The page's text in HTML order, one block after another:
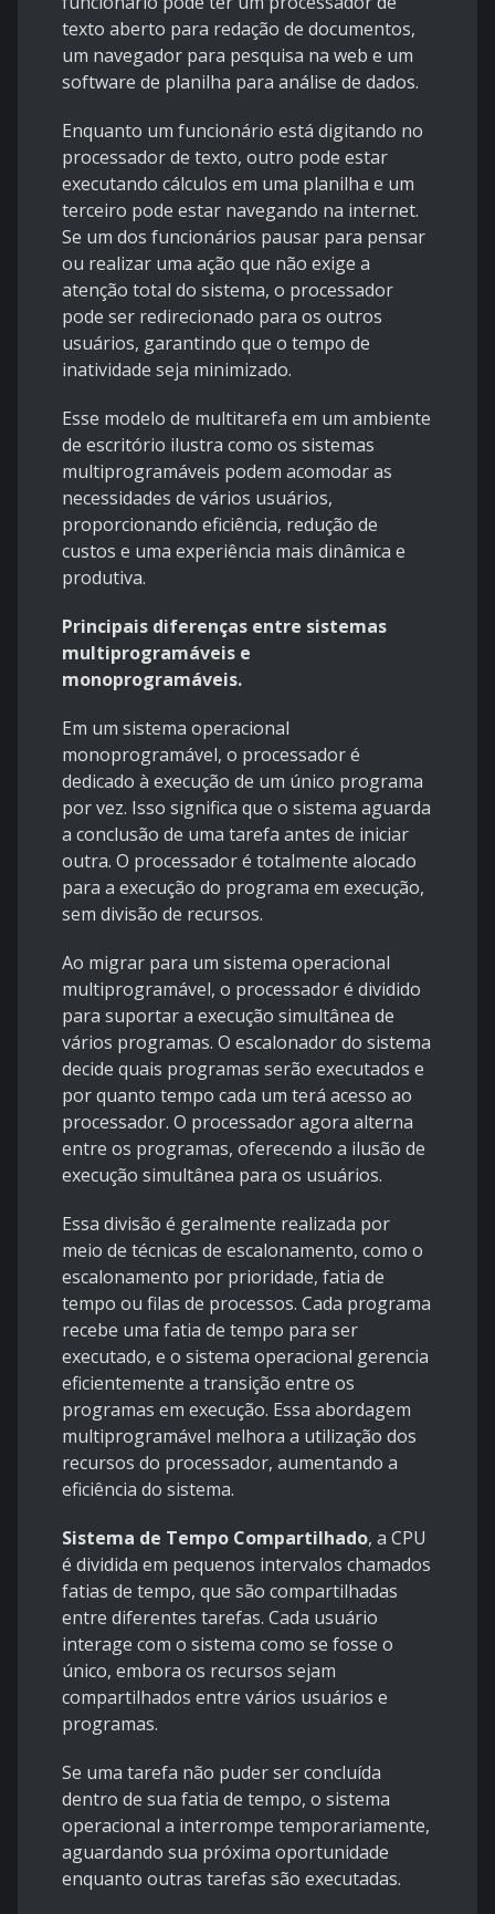
texto aberto para redação de documentos,
um navegador para pesquisa na web e um
software de planilha para análise de dados.
Enquanto um funcionário está digitando no
processador de texto, outro pode estar
executando cálculos em uma planilha e um
terceiro pode estar navegando na internet.
Se um dos funcionários pausar para pensar
ou realizar uma ação que não exige a
atenção total do sistema, o processador
pode ser redirecionado para os outros
usuários, garantindo que o tempo de
inatividade seja minimizado.
Esse modelo de multitarefa em um ambiente
de escritório ilustra como os sistemas
multiprogramáveis podem acomodar as
necessidades de vários usuários,
proporcionando eficiência, redução de
custos e uma experiência mais dinâmica e
produtiva.
Principais diferenças entre sistemas
multiprogramáveis e
monoprogramáveis.
Em um sistema operacional
monoprogramável, o processador é
dedicado à execução de um único programa
por vez. Isso significa que o sistema aguarda
a conclusão de uma tarefa antes de iniciar
outra. O processador é totalmente alocado
para a execução do programa em execução,
sem divisão de recursos.
Ao migrar para um sistema operacional
multiprogramável, o processador é dividido
para suportar a execução simultânea de
vários programas. O escalonador do sistema
decide quais programas serão executados e
por quanto tempo cada um terá acesso ao
processador. O processador agora alterna
entre os programas, oferecendo a ilusão de
execução simultânea para os usuários.
Essa divisão é geralmente realizada por
meio de técnicas de escalonamento, como o
escalonamento por prioridade, fatia de
tempo ou filas de processos. Cada programa
recebe uma fatia de tempo para ser
executado, e o sistema operacional gerencia
eficientemente a transição entre os
programas em execução. Essa abordagem
multiprogramável melhora a utilização dos
recursos do processador, aumentando a
eficiência do sistema.
Sistema de Tempo Compartilhado, a CPU
é dividida em pequenos intervalos chamados
fatias de tempo, que são compartilhadas
entre diferentes tarefas. Cada usuário
interage com o sistema como se fosse o
único, embora os recursos sejam
compartilhados entre vários usuários e
programas.
Se uma tarefa não puder ser concluída
dentro de sua fatia de tempo, o sistema
operacional a interrompe temporariamente,
aguardando sua próxima oportunidade
enquanto outras tarefas são executadas.